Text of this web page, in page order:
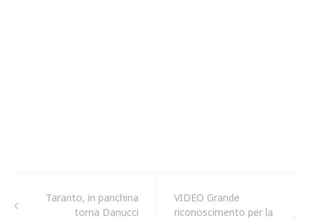
Taranto, in panchina
torna Danucci
VIDEO Grande
riconoscimento per la